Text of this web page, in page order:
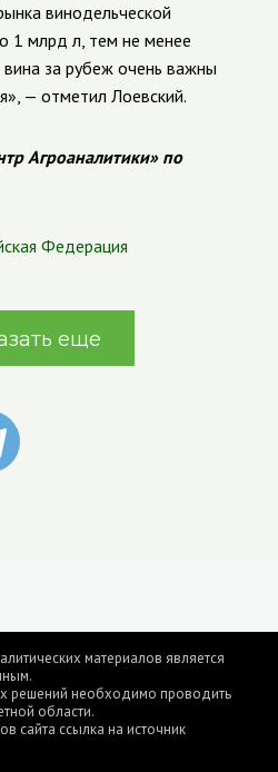
винодельческой
1 млрд л, тем не менее
вина за рубеж очень важны
— отметил Лоевский.
Агроаналитики» по
Федерация
еще
материалов является
решений необходимо проводить
области.
сайта ссылка на источник